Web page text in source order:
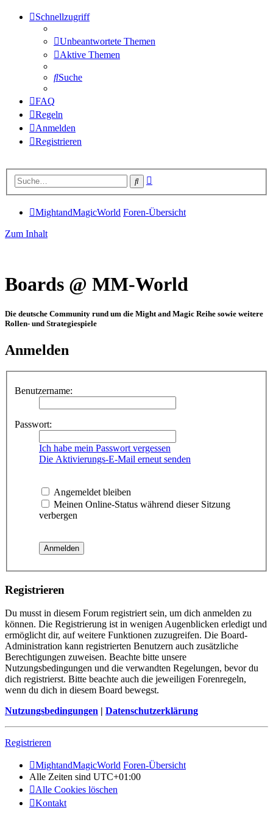
Schnellzugriff
Unbeantwortete Themen
Aktive Themen
Suche
FAQ
Regeln
Anmelden
Registrieren
Suche
MightandMagicWorld Foren-Übersicht
Zum Inhalt
Boards @ MM-World
Die deutsche Community rund um die Might and Magic Reihe sowie weitere
Rollen- und Strategiespiele
Anmelden
Benutzername:
Passwort:
Ich habe mein Passwort vergessen
Die Aktivierungs-E-Mail erneut senden
Angemeldet bleiben
Meinen Online-Status während dieser Sitzung
verbergen
Registrieren
Du musst in diesem Forum registriert sein, um dich anmelden zu
können. Die Registrierung ist in wenigen Augenblicken erledigt und
ermöglicht dir, auf weitere Funktionen zuzugreifen. Die Board-
Administration kann registrierten Benutzern auch zusätzliche
Berechtigungen zuweisen. Beachte bitte unsere
Nutzungsbedingungen und die verwandten Regelungen, bevor du
dich registrierst. Bitte beachte auch die jeweiligen Forenregeln,
wenn du dich in diesem Board bewegst.
Nutzungsbedingungen | Datenschutzerklärung
Registrieren
MightandMagicWorld Foren-Übersicht
Alle Zeiten sind UTC+01:00
Alle Cookies löschen
Kontakt